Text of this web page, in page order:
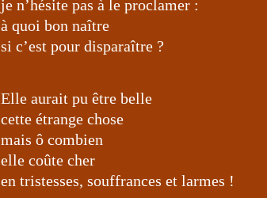
je n’hésite pas à le proclamer :
à quoi bon naître
si c’est pour disparaître ?
Elle aurait pu être belle
cette étrange chose
mais ô combien
elle coûte cher
en tristesses, souffrances et larmes !